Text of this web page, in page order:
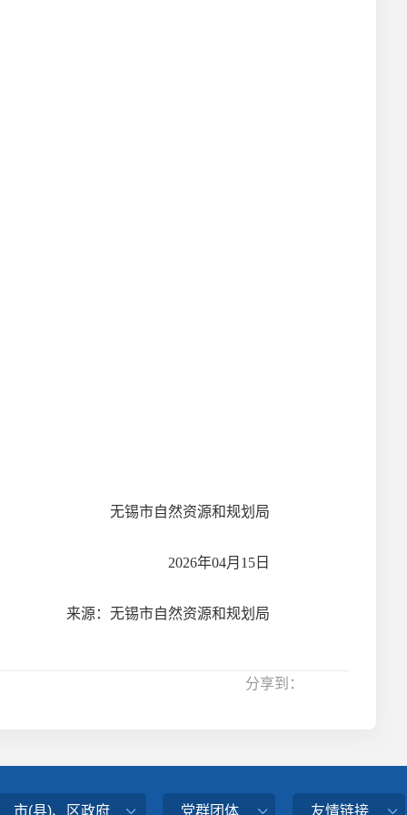
无锡市自然资源和规划局
2026年04月 15日
来源：无锡市自然资源和规划局
分享到：
市(县)、区政府 党群团体 友情链接